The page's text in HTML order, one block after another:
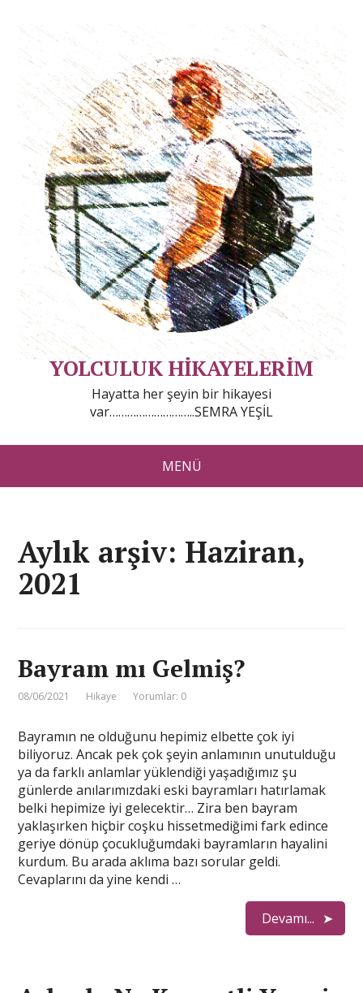
YOLCULUK HİKAYELERİM
Hayatta her şeyin bir hikayesi
var………………………..SEMRA YEŞİL
MENÜ
Aylık arşiv: Haziran,
2021
Bayram mı Gelmiş?
08/06/2021 Hikaye Yorumlar: 0
Bayramın ne olduğunu hepimiz elbette çok iyi
biliyoruz. Ancak pek çok şeyin anlamının unutulduğu
ya da farklı anlamlar yüklendiği yaşadığımız şu
günlerde anılarımızdaki eski bayramları hatırlamak
belki hepimize iyi gelecektir… Zira ben bayram
yaklaşırken hiçbir coşku hissetmediğimi fark edince
geriye dönüp çocukluğumdaki bayramların hayalini
kurdum. Bu arada aklıma bazı sorular geldi.
Cevaplarını da yine kendi …
Devamı...